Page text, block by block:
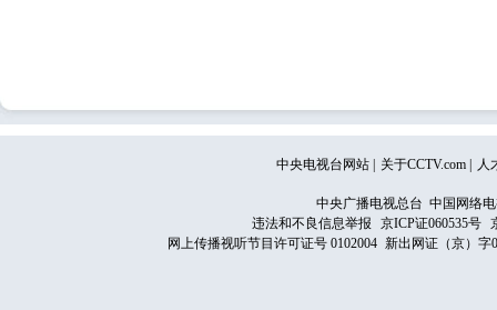
中央电视台网站 关于CCTV.com 人
中央广播电视总台 中国网络
违法和不良信息举报
京ICP证060535号
网上传播视听节目许可证号 0102004 新出网证（京）